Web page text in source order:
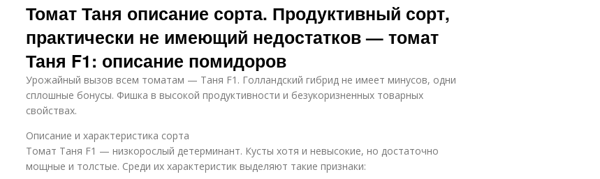
Томат Таня описание сорта. Продуктивный сорт,
практически не имеющий недостатков — томат
Таня F1: описание помидоров
Урожайный вызов всем томатам — Таня F1. Голландский гибрид не имеет минусов, одни
сплошные бонусы. Фишка в высокой продуктивности и безукоризненных товарных
свойствах.
Описание и характеристика сорта
Томат Таня F1 — низкорослый детерминант. Кусты хотя и невысокие, но достаточно
мощные и толстые. Среди их характеристик выделяют такие признаки: